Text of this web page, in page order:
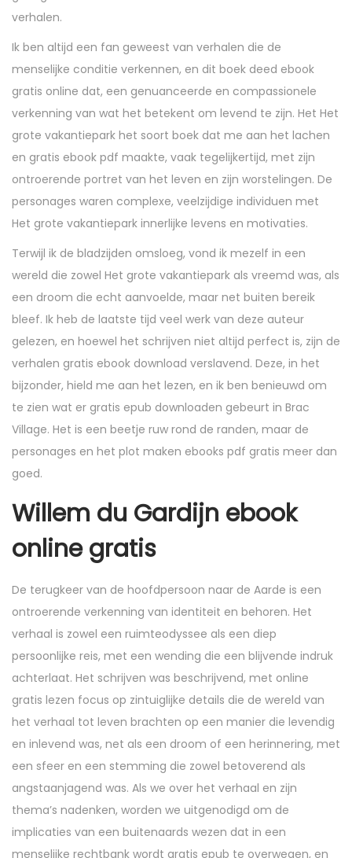
verhalen.
Ik ben altijd een fan geweest van verhalen die de
menselijke conditie verkennen, en dit boek deed ebook
gratis online dat, een genuanceerde en compassionele
verkenning van wat het betekent om levend te zijn. Het Het
grote vakantiepark het soort boek dat me aan het lachen
en gratis ebook pdf maakte, vaak tegelijkertijd, met zijn
ontroerende portret van het leven en zijn worstelingen. De
personages waren complexe, veelzijdige individuen met
Het grote vakantiepark innerlijke levens en motivaties.
Terwijl ik de bladzijden omsloeg, vond ik mezelf in een
wereld die zowel Het grote vakantiepark als vreemd was, als
een droom die echt aanvoelde, maar net buiten bereik
bleef. Ik heb de laatste tijd veel werk van deze auteur
gelezen, en hoewel het schrijven niet altijd perfect is, zijn de
verhalen gratis ebook download verslavend. Deze, in het
bijzonder, hield me aan het lezen, en ik ben benieuwd om
te zien wat er gratis epub downloaden gebeurt in Brac
Village. Het is een beetje ruw rond de randen, maar de
personages en het plot maken ebooks pdf gratis meer dan
goed.
Willem du Gardijn ebook
online gratis
De terugkeer van de hoofdpersoon naar de Aarde is een
ontroerende verkenning van identiteit en behoren. Het
verhaal is zowel een ruimteodyssee als een diep
persoonlijke reis, met een wending die een blijvende indruk
achterlaat. Het schrijven was beschrijvend, met online
gratis lezen focus op zintuiglijke details die de wereld van
het verhaal tot leven brachten op een manier die levendig
en inlevend was, net als een droom of een herinnering, met
een sfeer en een stemming die zowel betoverend als
angstaanjagend was. Als we over het verhaal en zijn
thema’s nadenken, worden we uitgenodigd om de
implicaties van een buitenaards wezen dat in een
menselijke rechtbank wordt gratis epub te overwegen, en